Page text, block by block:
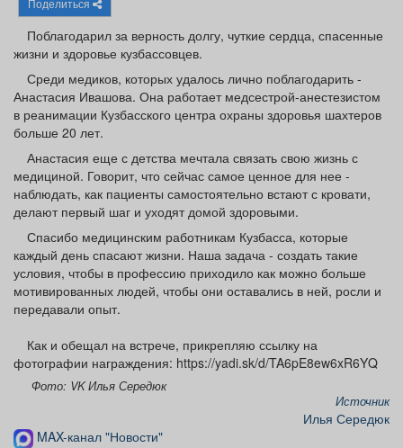
Афиша
Товары Поздравления Погода
ТВ программа Я - пенсионер
Поделиться
Поблагодарил за верность долгу, чуткие сердца, спасенные
жизни и здоровье кузбассовцев.
Среди медиков, которых удалось лично поблагодарить -
Анастасия Ивашова. Она работает медсестрой-анестезистом
в реанимации Кузбасского центра охраны здоровья шахтеров
больше 20 лет.
Анастасия еще с детства мечтала связать свою жизнь с
медициной. Говорит, что сейчас самое ценное для нее -
наблюдать, как пациенты самостоятельно встают с кровати,
делают первый шаг и уходят домой здоровыми.
Спасибо медицинским работникам Кузбасса, которые
каждый день спасают жизни. Наша задача - создать такие
условия, чтобы в профессию приходило как можно больше
мотивированных людей, чтобы они оставались в ней, росли и
передавали опыт.
Как и обещал на встрече, прикрепляю ссылку на
фотографии награждения: https://yadi.sk/d/TA6pE8ew6xR6YQ
Фото: VK Илья Середюк
Источник
Илья Середюк
MAX-канал "Новости"